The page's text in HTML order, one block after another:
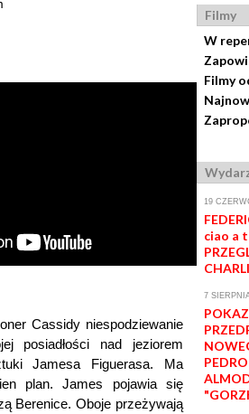
Cassidy niespodziewanie
posiadłości nad jeziorem
Jamesa Figuerasa. Ma
plan. James pojawia się
Berenice. Oboje przeżywają
Filmy
W
Filmy
19
ciao a
7
POKAZ
PEDRO